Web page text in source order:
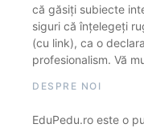
că găsiți subiecte
siguri că înțelegeți
(cu link), ca o
profesionalism. Vă
DESPRE NOI
EduPedu.ro este o